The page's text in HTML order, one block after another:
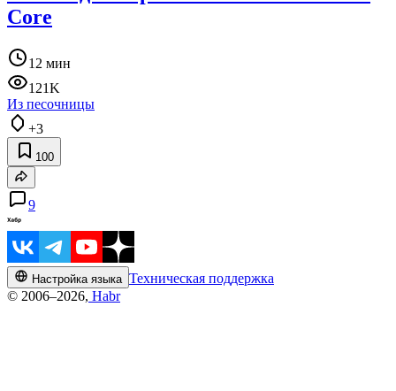
Core
12 мин
121K
Из песочницы
+3
100
9
Настройка языка Техническая поддержка
© 2006–2026, Habr